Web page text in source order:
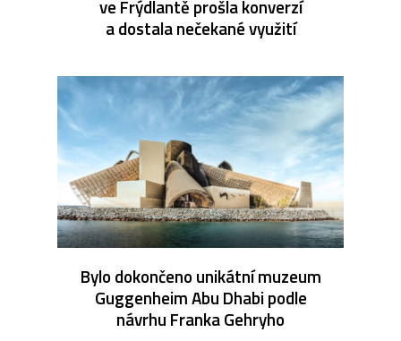
ve Frýdlantě prošla konverzí
a dostala nečekané využití
Bylo dokončeno unikátní muzeum
Guggenheim Abu Dhabi podle
návrhu Franka Gehryho